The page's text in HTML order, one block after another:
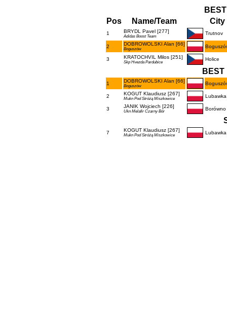
Pos
Name/Team City
1 BRYDL Pavel [277]
Adidas Boost Team
Trutnov
2 DOBROWOLSKI Alan [66]
Boguszów
3 KRATOCHVIL Milos [251]
Skp Hvezda Pardubice
Holice
BEST
1 DOBROWOLSKI Alan [66]
Boguszów
2 KOGUT Klaudiusz [267]
Mukn Pod Stróżą Miszkowice Lubawka
3 JANIK Wojciech [226]
Ukn Melafir Czarny Bór Borówno
7 KOGUT Klaudiusz [267]
Mukn Pod Stróżą Miszkowice Lubawka